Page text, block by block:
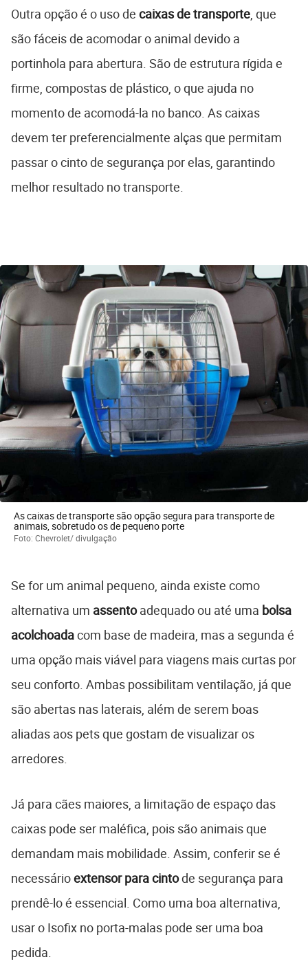
Outra opção é o uso de caixas de transporte, que
são fáceis de acomodar o animal devido a
portinhola para abertura. São de estrutura rígida e
firme, compostas de plástico, o que ajuda no
momento de acomodá-la no banco. As caixas
devem ter preferencialmente alças que permitam
passar o cinto de segurança por elas, garantindo
melhor resultado no transporte.
As caixas de transporte são opção segura para transporte de
animais, sobretudo os de pequeno porte
Foto: Chevrolet/ divulgação
Se for um animal pequeno, ainda existe como
alternativa um assentoadequado ou até uma bolsa
acolchoadacom base de madeira, mas a segunda é
uma opção mais viável para viagens mais curtas por
seu conforto. Ambas possibilitam ventilação, já que
são abertas nas laterais, além de serem boas
aliadas aos pets que gostam de visualizar os
arredores.
Já para cães maiores, a limitação de espaço das
caixas pode ser maléfica, pois são animais que
demandam mais mobilidade. Assim, conferir se é
necessárioextensor para cintode segurança para
prendê-lo é essencial. Como uma boa alternativa,
usar o Isofix no porta-malas pode ser uma boa
pedida.